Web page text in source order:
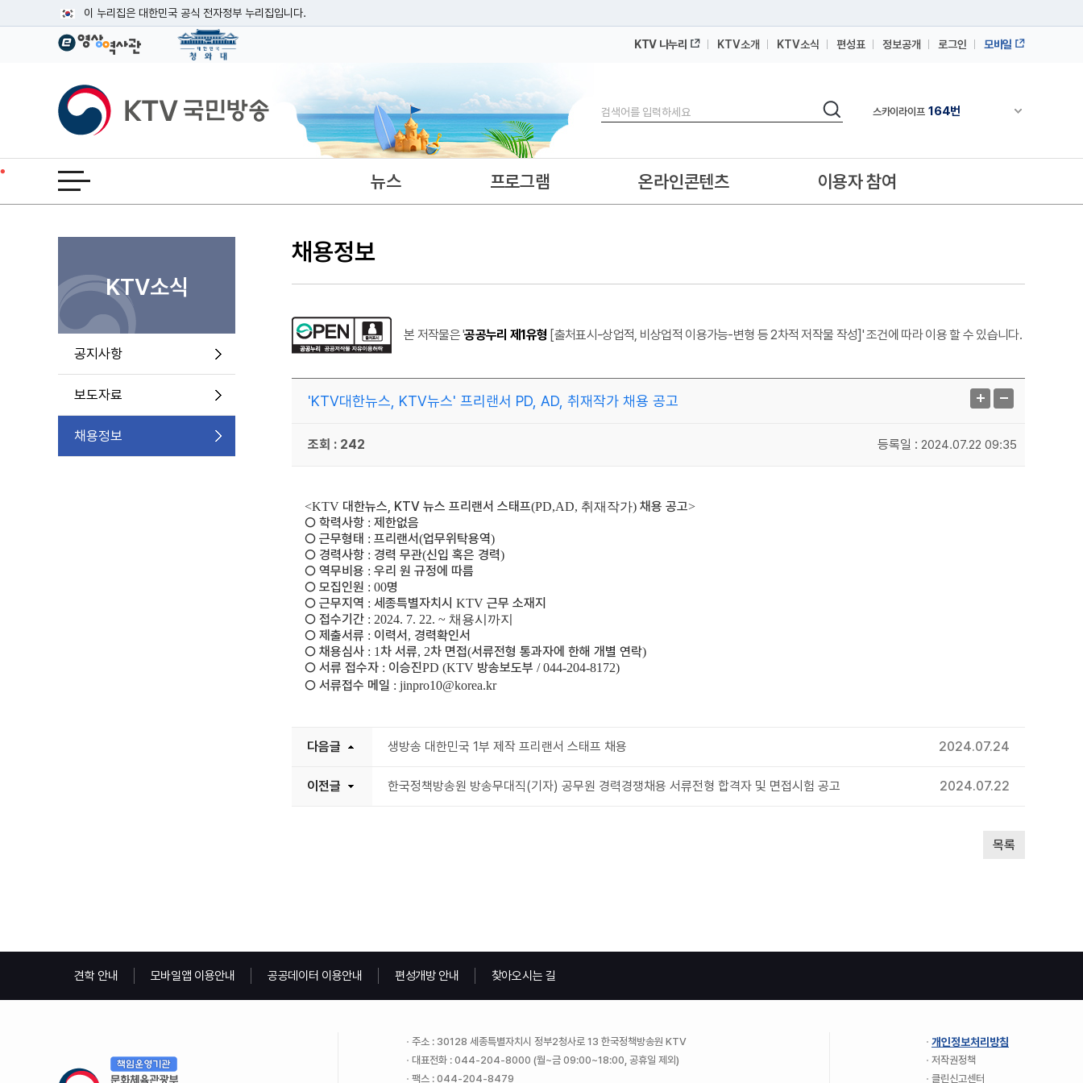
이 누리집은 대한민국 공식 전자정부 누리집입니다.
공식 누리집 주소 확인하기
이밖에 or.kr 또는 .kr등 다른 도메인 주소를 사용하고 있다면 아래 URL에서 도메인 주소를 확인해 보세요
운영중인 공식 누리집보기
KTV 나누리 KTV소개 KTV소식 편성표 정보공개 로그인 모바일
KTV국민방송
검색
검색 채널안내 펼쳐
스카이라이프 164번
스카이라이프 164번
스카이라이프
전체메뉴 열기 뉴스 프로그램 온라인콘텐츠 이용자 참여
KTV소식
공지사항
보도자료
채용정보
채용정보
본 저작물은 '공공누리 제1유형 [출처표시-상업적, 비상업적 이용가능-변형 등 2차적 저작물 작성]' 조건에 따라 이용 할 수 있습니다.
'KTV대한뉴스, KTV뉴스' 프리랜서 PD, AD, 취재작가 채용 공고
조회 : 242 등록일 : 2024.07.22 09:35
<KTV 대한뉴스, KTV 뉴스 프리랜서 스태프(PD,AD, 취재작가) 채용 공고>
○ 학력사항 : 제한없음
○ 근무형태 : 프리랜서(업무위탁용역)
○ 경력사항 : 경력 무관(신입 혹은 경력)
○ 역무비용 : 우리 원 규정에 따름
○ 모집인원 : 00명
○ 근무지역 : 세종특별자치시 KTV 근무 소재지
○ 접수기간 : 2024. 7. 22. ~ 채용시까지
○ 제출서류 : 이력서 , 경력확인서
○ 채용심사 : 1차 서류, 2차 면접(서류전형 통과자에 한해 개별 연락)
○ 서류 접수자 : 이승진PD (KTV 방송보도부 / 044-204-8172)
○ 서류접수 메일 : jinpro10@korea.kr
다음글 생방송 대한민국 1부 제작 프리랜서 스태프 채용 2024.07.24
이전글 한국정책방송원 방송무대직(기자) 공무원 경력경쟁채용 서류전형 합격자 및 면접시험 공고 2024.07.22
목록
견학 안내 모바일앱 이용안내 공공데이터 이용안내 편성개방 안내 찾아오시는 길
주소 : 30128 세종특별자치시 정부2청사로 13 한국정책방송원 KTV
대표전화 : 044-204-8000 (월~금 09:00~18:00, 공휴일 제외)
팩스 : 044-204-8479
개인정보처리방침
저작권정책
클린신고센터